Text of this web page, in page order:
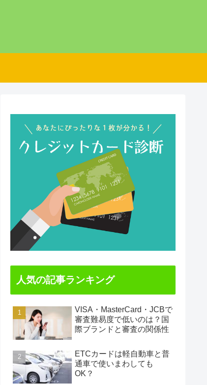
人気の記事ランキング
VISA・MasterCard・JCBで
審査難易度で低いのは？国
際ブランドと審査の関係性
ETCカードは軽自動車と普
通車で使いまわしても
OK？